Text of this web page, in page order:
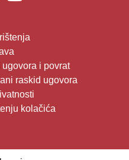
i povrat
raskid ugovora
kolačića